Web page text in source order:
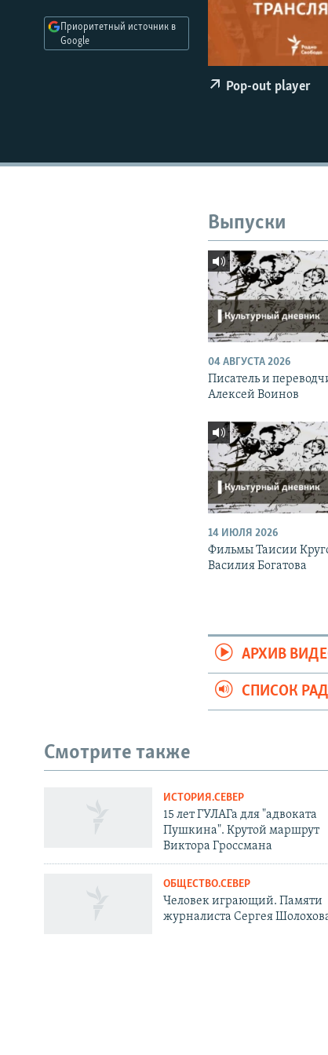
ПОДПИШИТЕСЬ НА РАССЫЛКУ
Pop-out player
Приоритетный источник в
Google
Выпуски
04 АВГУСТА 2026
Писатель и
Алексей Воинов
14 ИЮЛЯ 2026
Фильмы Таисии
Василия Богатова
АРХИВ
СПИСОК
Смотрите также
ИСТОРИЯ.СЕВЕР
15 лет ГУЛАГа для "адвоката
Пушкина". Крутой маршрут
Виктора Гроссмана
ОБЩЕСТВО.СЕВЕР
Человек играющий. Памяти
журналиста Сергея